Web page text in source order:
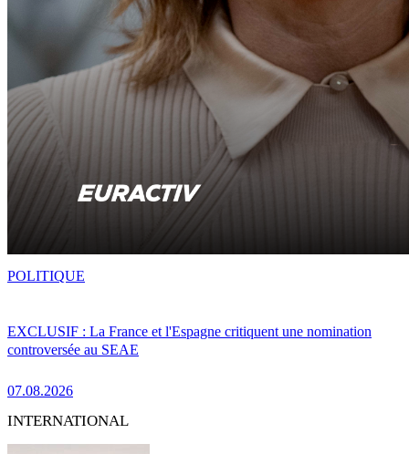
EXCLUSIF : La France et l'Espagne critiquent une nomination
controversée au SEAE
07.08.2026
POLITIQUE
INTERNATIONAL